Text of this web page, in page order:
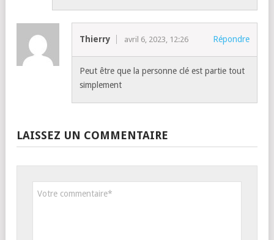
Thierry avril 6, 2023, 12:26 Répondre
Peut être que la personne clé est partie tout
simplement
LAISSEZ UN COMMENTAIRE